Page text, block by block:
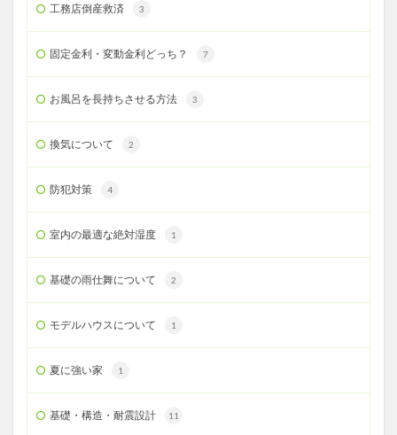
工務店倒産救済 3
固定金利・変動金利どっち？ 7
お風呂を長持ちさせる方法 3
換気について 2
防犯対策 4
室内の最適な絶対湿度 1
基礎の雨仕舞について 2
モデルハウスについて 1
夏に強い家 1
基礎・構造・耐震設計 11